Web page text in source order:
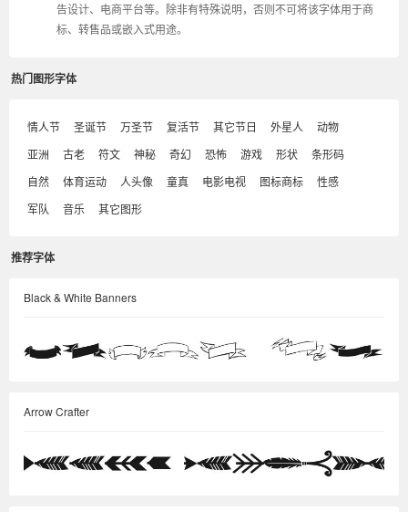
告设计、电商平台等。除非有特殊说明，否则不可将该字体用于商
标、转售品或嵌入式用途。
热门图形字体
情人节 圣诞节 万圣节 复活节 其它节日 外星人
动物
亚洲
古老 符文 神秘 奇幻 恐怖 游戏 形状
条形码
自然
体育运动 人头像 童真 电影电视 图标商标
性感
军队
音乐 其它图形
推荐字体
Black & White Banners
Arrow Crafter